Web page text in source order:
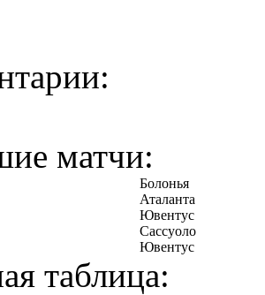
матчи:
Болонья
Аталанта
Ювентус
Сассуоло
Ювентус
таблица: